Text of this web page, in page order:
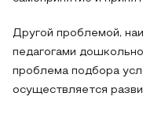
Другой проблемой,
педагогами
проблема подбора
осуществляется